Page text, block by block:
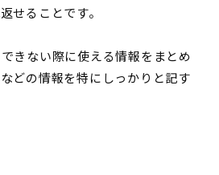
せることです。
きない際に使える情報をまとめ
どの情報を特にしっかりと記す